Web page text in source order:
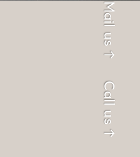
Mail us
Call us